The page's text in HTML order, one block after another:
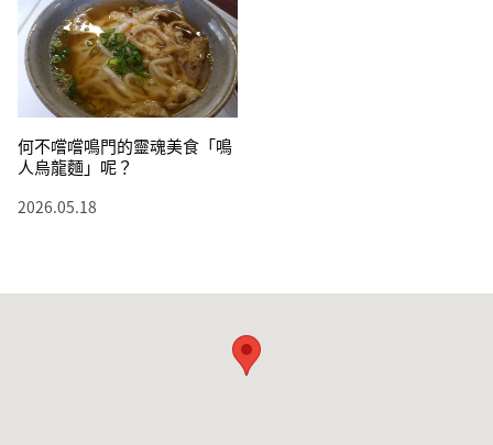
何不嚐嚐鳴門的靈魂美食「鳴
人烏龍麵」呢？
2026.05.18